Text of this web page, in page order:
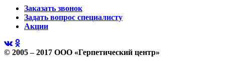
Заказать звонок
Задать вопрос специалисту
Акции
© 2005 – 2017 ООО «Герпетический центр»